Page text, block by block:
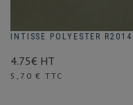
INTISSE POLYESTER
4.75€ HT
Prix
5,70 € TTC